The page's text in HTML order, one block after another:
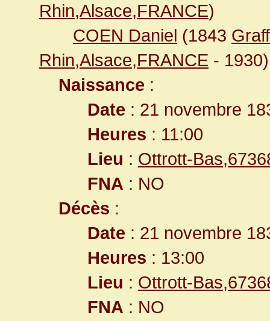
Rhin,Alsace,FRANCE)
COEN Daniel (1843
Rhin,Alsace,FRANCE - 1930)
Naissance :
Date : 21 novembre
Heures : 11:00
Lieu : Ottrott-
FNA : NO
Décès :
Date : 21 novembre
Heures : 13:00
Lieu : Ottrott-
FNA : NO